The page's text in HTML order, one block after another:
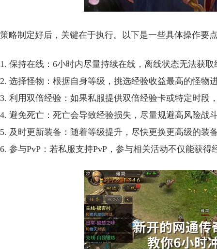
策略制定好后，关键在于执行。以下是一些具体操作要
1. 保持在线：6小时内尽量持续在线，离线状态无法获取
2. 选择怪物：根据自身等级，挑选经验收益最高的怪物
3. 利用双倍经验：如果私服提供双倍经验卡或特定时段
4. 避免死亡：死亡会导致经验损失，尽量规避高风险战
5. 及时更新装备：随着等级提升，尽快更换更高级的装
6. 参与PvP：若私服支持PvP，参与相关活动不仅能获